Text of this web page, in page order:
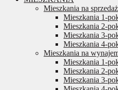
Mieszkania na sprzedaż
Mieszkania 1-
Mieszkania 2-
Mieszkania 3-
Mieszkania 4-
Mieszkania na
Mieszkania 1-
Mieszkania 2-
Mieszkania 3-